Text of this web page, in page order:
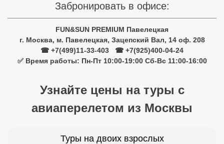
Забронировать в офисе:
FUN&SUN PREMIUM Павелецкая
г. Москва, м. Павелецкая, Зацепский Вал, 14 оф. 208
☎ +7(499)11-33-403
☎ +7(925)400-04-24
✅ Время работы: Пн-Пт 10:00-19:00 Сб-Вс 11:00-16:00
Узнайте цены на туры с
авиаперелетом из Москвы
Туры на двоих взрослых
Сетевые отели Бали
Сетевые отели Сейшел
Сетевые отели Маврикия